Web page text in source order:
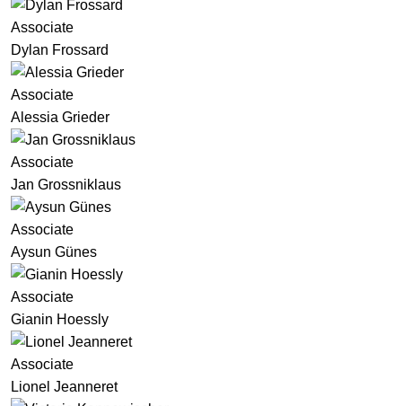
Associate
Dylan Frossard
Associate
Alessia Grieder
Associate
Jan Grossniklaus
Associate
Aysun Günes
Associate
Gianin Hoessly
Associate
Lionel Jeanneret